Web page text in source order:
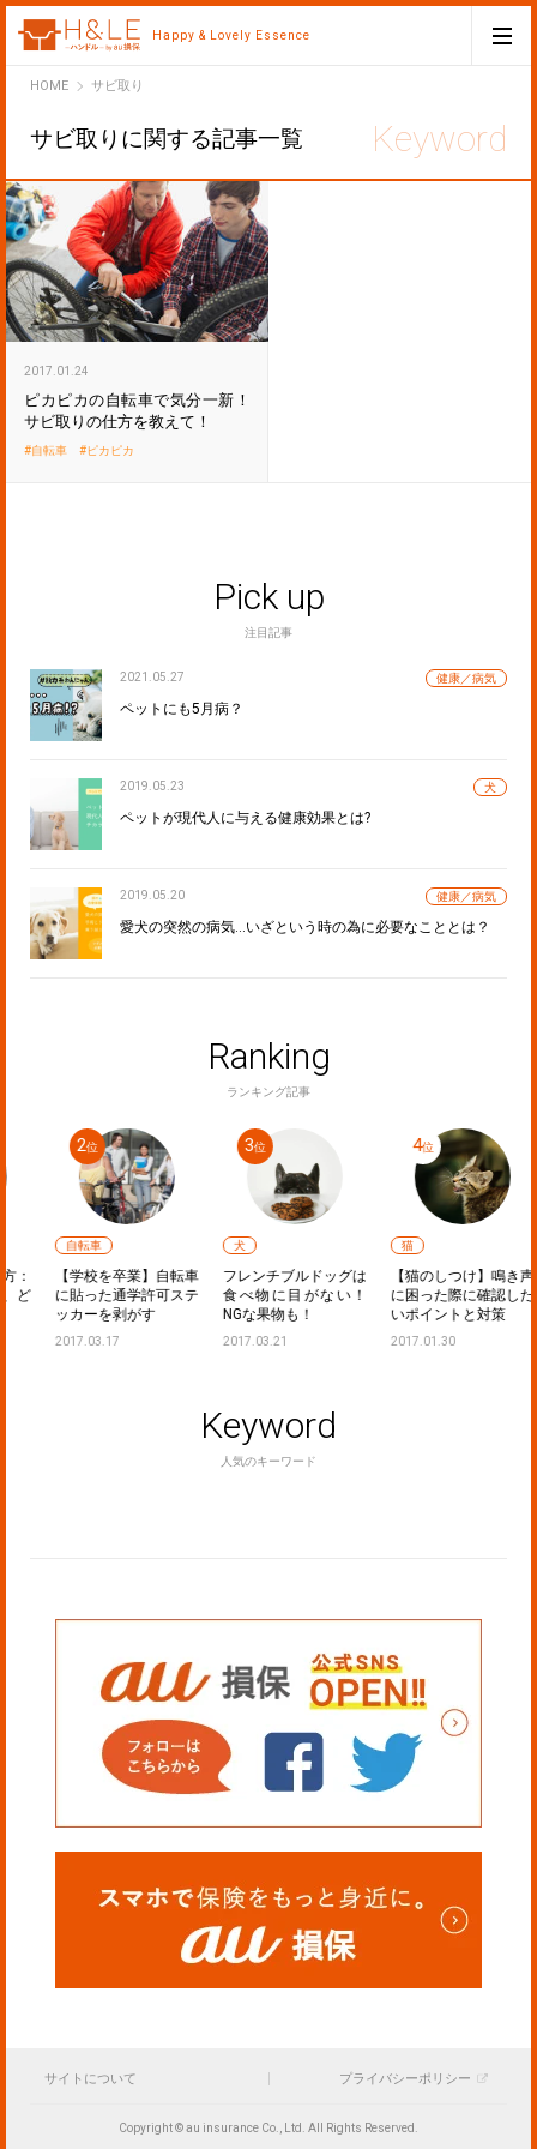
Happy & Lovely Essence
HOMEH&LEサビ取り
サビ取りに関する記事一覧
2017.01.24
ピカピカの自転車で気分一新！
サビ取りの仕方を教えて！
自転車 ピカピカ
Pick up
注目記事
2021.05.27 健康／病気
ペットにも5月病？
2019.05.23 犬
ペットが現代人に与える健康効果とは?
2019.05.20 健康／病気
愛犬の突然の病気…いざという時の為に必要なこととは？
Ranking
ランキング記事
自転車
【学校を卒業】自転車
に貼った通学許可ステ
ッカーを剥がす
2017.03.17
犬
フレンチブルドッグは
食べ物に目がない！
NGな果物も！
2017.03.21
猫
【猫のしつけ】鳴き声
に困った際に確認した
いポイントと対策
2017.01.30
Keyword
人気のキーワード
サイトについて プライバシーポリシー
Copyright © au insurance Co., Ltd. All Rights Reserved.